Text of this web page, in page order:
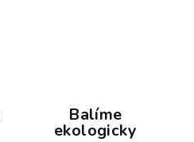
Balíme
ekologicky